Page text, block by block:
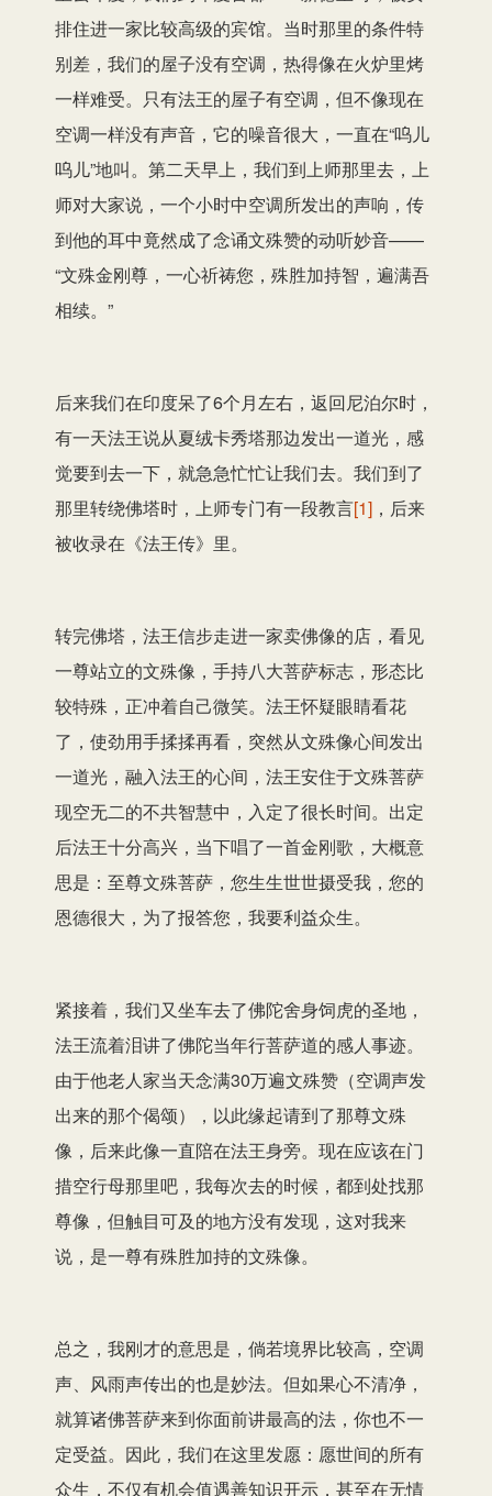
排住进一家比较高级的宾馆。当时那里的条件特
别差，我们的屋子没有空调，热得像在火炉里烤
一样难受。只有法王的屋子有空调，但不像现在
空调一样没有声音，它的噪音很大，一直在“呜儿
呜儿”地叫。第二天早上，我们到上师那里去，上
师对大家说，一个小时中空调所发出的声响，传
到他的耳中竟然成了念诵文殊赞的动听妙音——
“文殊金刚尊，一心祈祷您，殊胜加持智，遍满吾
相续。”
后来我们在印度呆了6个月左右，返回尼泊尔时，
有一天法王说从夏绒卡秀塔那边发出一道光，感
觉要到去一下，就急急忙忙让我们去。我们到了
那里转绕佛塔时，上师专门有一段教言[1] ，后来
被收录在《法王传》里。
转完佛塔，法王信步走进一家卖佛像的店，看见
一尊站立的文殊像，手持八大菩萨标志，形态比
较特殊，正冲着自己微笑。法王怀疑眼睛看花
了，使劲用手揉揉再看，突然从文殊像心间发出
一道光，融入法王的心间，法王安住于文殊菩萨
现空无二的不共智慧中，入定了很长时间。出定
后法王十分高兴，当下唱了一首金刚歌，大概意
思是：至尊文殊菩萨，您生生世世摄受我，您的
恩德很大，为了报答您，我要利益众生。
紧接着，我们又坐车去了佛陀舍身饲虎的圣地，
法王流着泪讲了佛陀当年行菩萨道的感人事迹。
由于他老人家当天念满30万遍文殊赞（空调声发
出来的那个偈颂），以此缘起请到了那尊文殊
像，后来此像一直陪在法王身旁。现在应该在门
措空行母那里吧，我每次去的时候，都到处找那
尊像，但触目可及的地方没有发现，这对我来
说，是一尊有殊胜加持的文殊像。
总之，我刚才的意思是，倘若境界比较高，空调
声、风雨声传出的也是妙法。但如果心不清净，
就算诸佛菩萨来到你面前讲最高的法，你也不一
定受益。因此，我们在这里发愿：愿世间的所有
众生，不仅有机会值遇善知识开示，甚至在无情